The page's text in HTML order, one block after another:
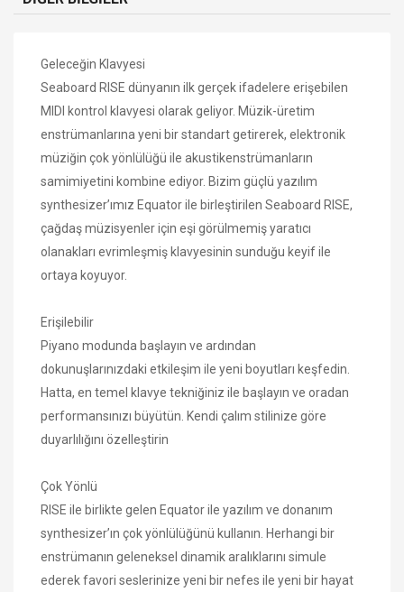
Geleceğin Klavyesi
Seaboard RISE dünyanın ilk gerçek ifadelere erişebilen
MIDI kontrol klavyesi olarak geliyor. Müzik-üretim
enstrümanlarına yeni bir standart getirerek, elektronik
müziğin çok yönlülüğü ile akustikenstrümanların
samimiyetini kombine ediyor. Bizim güçlü yazılım
synthesizer’ımız Equator ile birleştirilen Seaboard RISE,
çağdaş müzisyenler için eşi görülmemiş yaratıcı
olanakları evrimleşmiş klavyesinin sunduğu keyif ile
ortaya koyuyor.
Erişilebilir
Piyano modunda başlayın ve ardından
dokunuşlarınızdaki etkileşim ile yeni boyutları keşfedin.
Hatta, en temel klavye tekniğiniz ile başlayın ve oradan
performansınızı büyütün. Kendi çalım stilinize göre
duyarlılığını özelleştirin
Çok Yönlü
RISE ile birlikte gelen Equator ile yazılım ve donanım
synthesizer’ın çok yönlülüğünü kullanın. Herhangi bir
enstrümanın geleneksel dinamik aralıklarını simule
ederek favori seslerinize yeni bir nefes ile yeni bir hayat